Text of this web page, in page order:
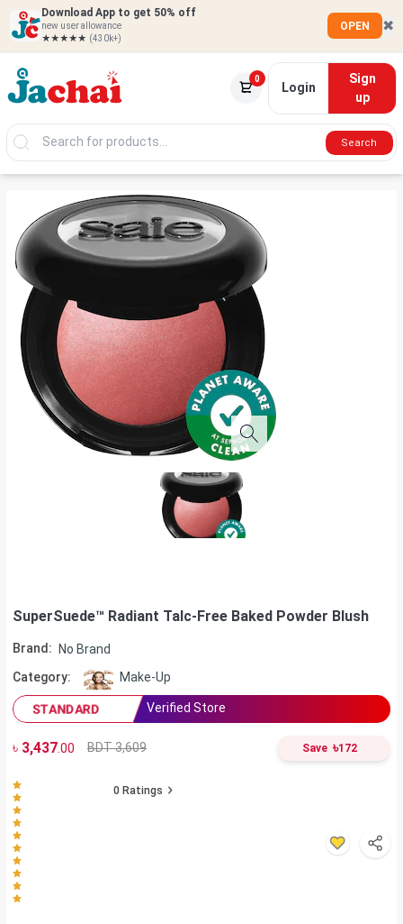
Download App to get 50% off
new user allowance
★★★★★ (430k+)
OPEN ✖
0
Login
Sign
up
Search
SuperSuede™ Radiant Talc-Free Baked Powder Blush
Brand: No Brand
Category:
Make-Up
STANDARD Verified Store
৳ 3,437.00 BDT 3,609 Save ৳172
0 Ratings